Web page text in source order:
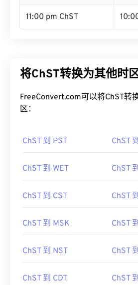
11:00 pm ChST
将ChST转换为其他时
FreeConvert.com可以将ChST转
区：
ChST 到 PST ChST
ChST 到 WET ChST
ChST 到 CST ChST
ChST 到 MSK ChST
ChST 到 NST ChST
ChST 到 CDT ChST